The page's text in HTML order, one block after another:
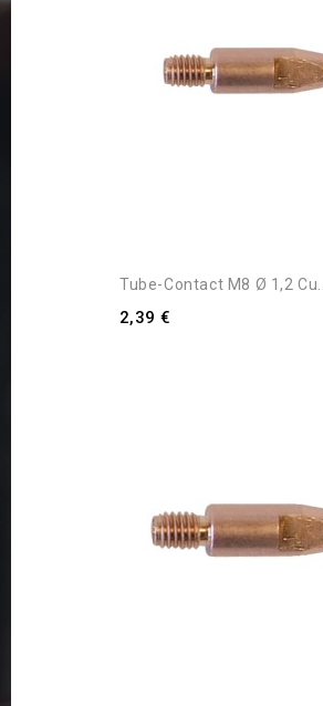
Tube-Contact M8 Ø 1,2 Cu...
2,39 €